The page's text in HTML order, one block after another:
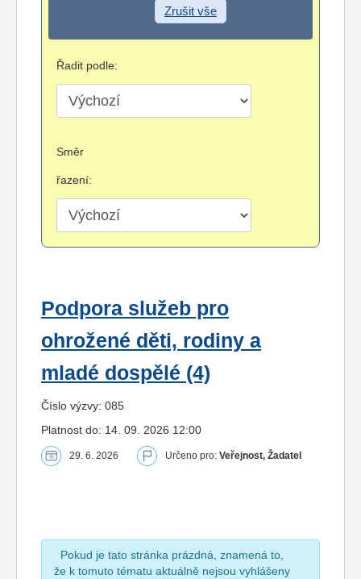
Zrušit vše
Řadit podle:
Směr
řazení:
Podpora služeb pro
ohrožené děti, rodiny a
mladé dospělé (4)
Číslo výzvy: 085
Platnost do: 14. 09. 2026 12:00
29. 6. 2026 Určeno pro: Veřejnost, Žadatel
Pokud je tato stránka prázdná, znamená to,
že k tomuto tématu aktuálně nejsou vyhlášeny